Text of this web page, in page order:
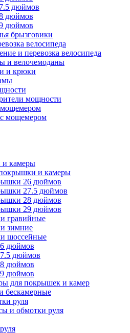
дюймов
дюймов
дюймов
брызговики
велосипеда
и перевозка велосипеда
и велочемоданы
и крюки
мощности
мощемером
камеры
и камеры
26 дюймов
27.5 дюймов
28 дюймов
29 дюймов
гравийные
зимние
шоссейные
дюймов
дюймов
дюймов
дюймов
для покрышек и камер
бескамерные
руля
и обмотки руля